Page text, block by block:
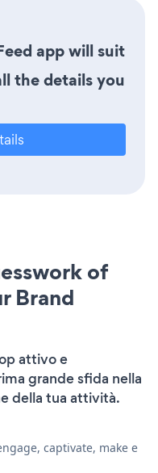
app will suit
the details you
of
Brand
attivo e
grande sfida nella
della tua attività.
captivate, make e